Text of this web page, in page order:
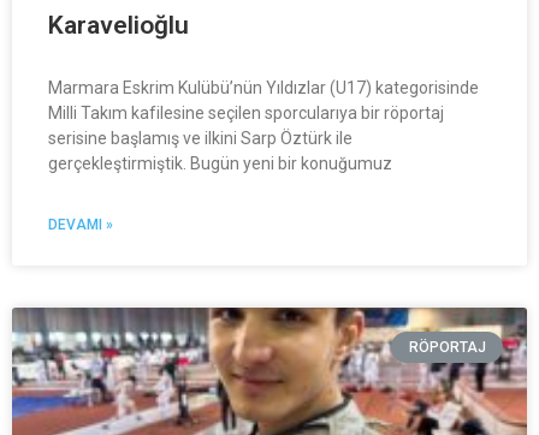
Karavelioğlu
Marmara Eskrim Kulübü’nün Yıldızlar (U17) kategorisinde
Milli Takım kafilesine seçilen sporcularıya bir röportaj
serisine başlamış ve ilkini Sarp Öztürk ile
gerçekleştirmiştik. Bugün yeni bir konuğumuz
DEVAMI »
RÖPORTAJ